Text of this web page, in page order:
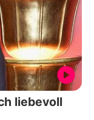
liebevoll